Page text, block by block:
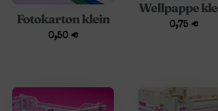
Fotokarton klein
0,50 €
Wellpappe
0,75 €